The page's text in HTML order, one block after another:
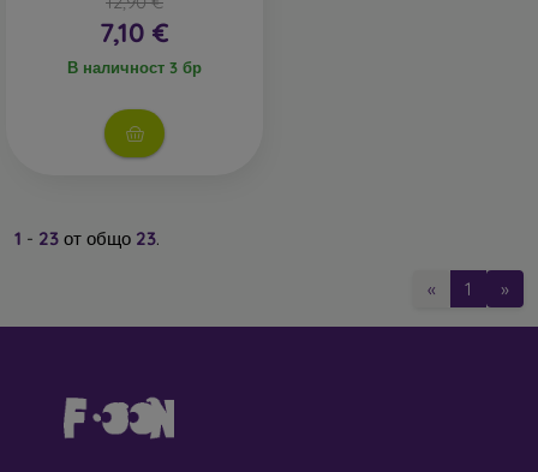
7,10 €
В наличност 3 бр
1 - 23 от общо 23.
« 1 »